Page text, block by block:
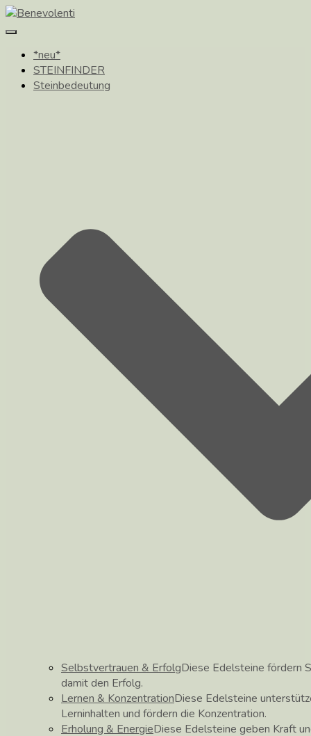
Toggle
*neu*
STEINFINDER
Steinbedeutung
Selbstvertrauen & ErfolgDiese Edelsteine fördern
damit den Erfolg.
Lernen & KonzentrationDiese Edelsteine
Lerninhalten und fördern die Konzentration.
Erholung & EnergieDiese Edelsteine geben Kraft